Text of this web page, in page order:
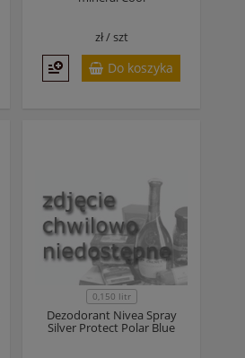
zł /szt
Do koszyka
0,150 litr
Dezodorant Nivea Spray
Silver Protect Polar Blue